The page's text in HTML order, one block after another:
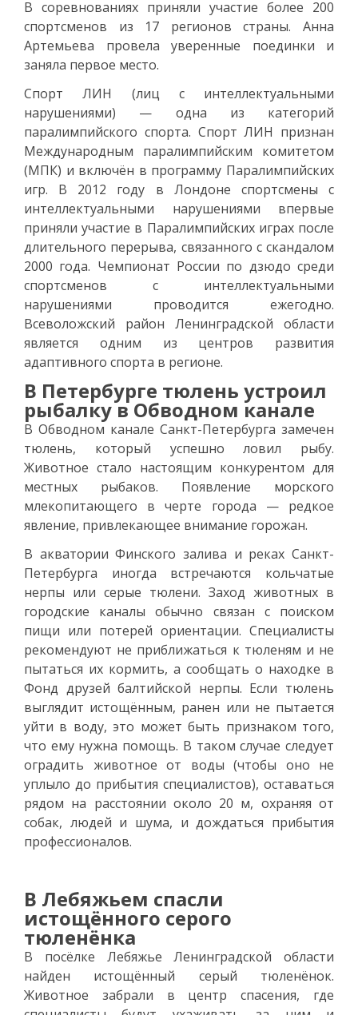
В соревнованиях приняли участие более 200
спортсменов из 17 регионов страны. Анна
Артемьева провела уверенные поединки и
заняла первое место.
Спорт ЛИН (лиц с интеллектуальными
нарушениями) — одна из категорий
паралимпийского спорта. Спорт ЛИН признан
Международным паралимпийским комитетом
(МПК) и включён в программу Паралимпийских
игр. В 2012 году в Лондоне спортсмены с
интеллектуальными нарушениями впервые
приняли участие в Паралимпийских играх после
длительного перерыва, связанного с скандалом
2000 года. Чемпионат России по дзюдо среди
спортсменов с интеллектуальными
нарушениями проводится ежегодно.
Всеволожский район Ленинградской области
является одним из центров развития
адаптивного спорта в регионе.
В Петербурге тюлень устроил
рыбалку в Обводном канале
В Обводном канале Санкт-Петербурга замечен
тюлень, который успешно ловил рыбу.
Животное стало настоящим конкурентом для
местных рыбаков. Появление морского
млекопитающего в черте города — редкое
явление, привлекающее внимание горожан.
В акватории Финского залива и реках Санкт-
Петербурга иногда встречаются кольчатые
нерпы или серые тюлени. Заход животных в
городские каналы обычно связан с поиском
пищи или потерей ориентации. Специалисты
рекомендуют не приближаться к тюленям и не
пытаться их кормить, а сообщать о находке в
Фонд друзей балтийской нерпы. Если тюлень
выглядит истощённым, ранен или не пытается
уйти в воду, это может быть признаком того,
что ему нужна помощь. В таком случае следует
оградить животное от воды (чтобы оно не
уплыло до прибытия специалистов), оставаться
рядом на расстоянии около 20 м, охраняя от
собак, людей и шума, и дождаться прибытия
профессионалов.
В Лебяжьем спасли
истощённого серого
тюленёнка
В посёлке Лебяжье Ленинградской области
найден истощённый серый тюленёнок.
Животное забрали в центр спасения, где